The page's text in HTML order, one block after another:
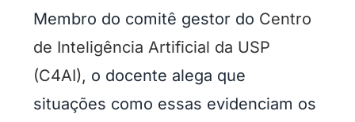
Membro do comitê gestor do Centro
de Inteligência Artificial da USP
(C4AI), o docente alega que
situações como essas evidenciam os